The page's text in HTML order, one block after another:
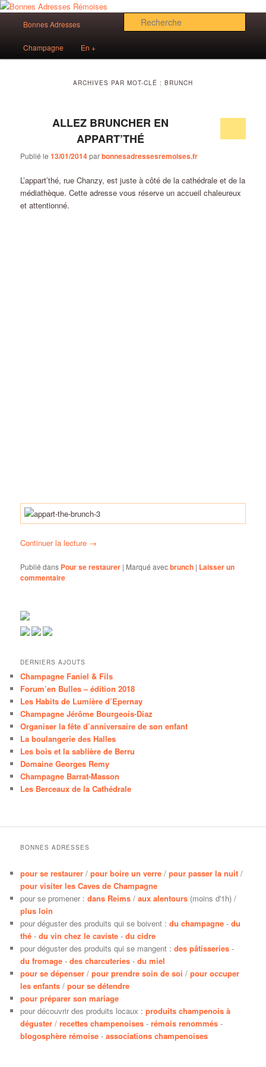
Aller
contenu
principal
Aller
contenu
secondaireBonnes Adresses Rémoises
Des bonnes adresses sur Reims!
principal
Bonnes Adresses
Champagne En +
ARCHIVES PAR MOT-CLÉ : BRUNCH
ALLEZ BRUNCHER EN
APPART’THÉ
Publié le13/01/2014parbonnesadressesremoises.fr
L’appart’thé, rue Chanzy, est juste à côté de la cathédrale et de la
médiathèque. Cette adresse vous réserve un accueil chaleureux
et attentionné.
Continuer la lecture →
Publié dans Pour se restaurer | Marqué avecbrunch | Laisser un
commentaire
DERNIERS AJOUTS
Champagne Faniel & Fils
Forum’en Bulles – édition 2018
Les Habits de Lumière d’Epernay
Champagne Jérôme Bourgeois-Diaz
Organiser la fête d’anniversaire de son enfant
La boulangerie des Halles
Les bois et la sablière de Berru
Domaine Georges Remy
Champagne Barrat-Masson
Les Berceaux de la Cathédrale
BONNES ADRESSES
pour se restaurer /pour boire un verre /pour passer la nuit /
pour visiter les Caves de Champagne
pour se promener :dans Reims /aux alentours (moins d'1h) /
plus loin
pour déguster des produits qui se boivent :du champagne -du
thé -du vin chez le caviste -du cidre
pour déguster des produits qui se mangent :des pâtisseries -
du fromage -des charcuteries -du miel
pour se dépenser /pour prendre soin de soi /pour occuper
les enfants /pour se détendre
pour préparer son mariage
pour découvrir des produits locaux :produits champenois à
déguster /recettes champenoises -rémois renommés -
blogosphère rémoise -associations champenoises